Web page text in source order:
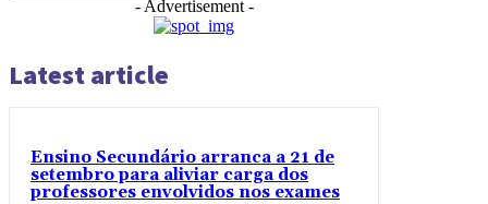
- Advertisement -
Latest article
Ensino Secundário arranca a 21 de
setembro para aliviar carga dos
professores envolvidos nos exames